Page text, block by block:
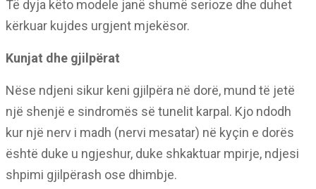
Të dyja këto modele janë shumë serioze dhe duhet
kërkuar kujdes urgjent mjekësor.
Kunjat dhe gjilpërat
Nëse ndjeni sikur keni gjilpëra në dorë, mund të jetë
një shenjë e sindromës së tunelit karpal. Kjo ndodh
kur një nerv i madh (nervi mesatar) në kyçin e dorës
është duke u ngjeshur, duke shkaktuar mpirje, ndjesi
shpimi gjilpërash ose dhimbje.